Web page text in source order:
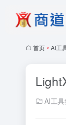
首页 • AI工
AI工具